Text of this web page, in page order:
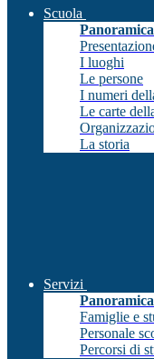
Scuola
Panoramica
I luoghi
Le persone
I numeri
Le carte
La storia
Servizi
Panoramica
Famiglie e
Personale
Percorsi di